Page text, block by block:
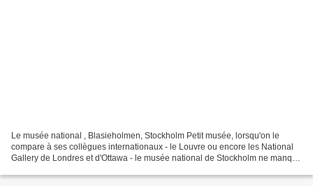
Le musée national , Blasieholmen, Stockholm Petit musée, lorsqu'on le
compare à ses collègues internationaux - le Louvre ou encore les National
Gallery de Londres et d'Ottawa - le musée national de Stockholm ne manque